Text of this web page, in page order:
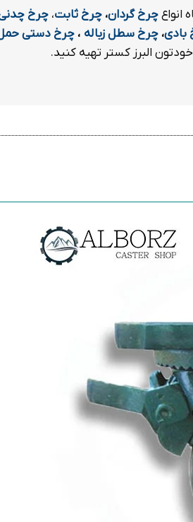
چرخ گردان، چرخ ثابت، چرخ
بادی، چرخ سطل زباله ، چرخ دستی حمل
البرز کستر تهیه کنید.